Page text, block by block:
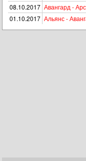
08.10.2017 Авангард -
01.10.2017 Альянс -